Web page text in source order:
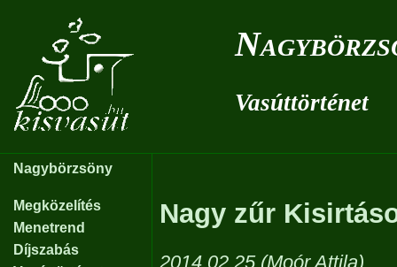
Vasúttörténet
Nagybörzsöny
Megközelítés
Menetrend
Díjszabás
Nagy zűr
2014.02.25 (Moór Attila)